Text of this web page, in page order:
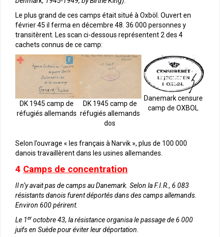
Le plus grand de ces camps était situé à Oxböl. Ouvert en
février 45 il ferma en décembre 48. 36 000 personnes y
transitèrent. Les scan ci-dessous représentent 2 des 4
cachets connus de ce camp:
DK 1945 camp de
réfugiés allemands
DK 1945 camp de
réfugiés allemands
dos
Danemark censure
camp de OXBOL
Selon l’ouvrage « les français à Narvik », plus de 100 000
danois travaillèrent dans les usines allemandes.
4 Camps de concentration
Il n’y avait pas de camps au Danemark. Selon la F.I.R., 6 083
résistants danois furent déportés dans des camps allemands.
Environ 600 périrent.
Le 1eroctobre 43, la résistance organisa le passage de 6 000
juifs en Suède pour éviter leur déportation.